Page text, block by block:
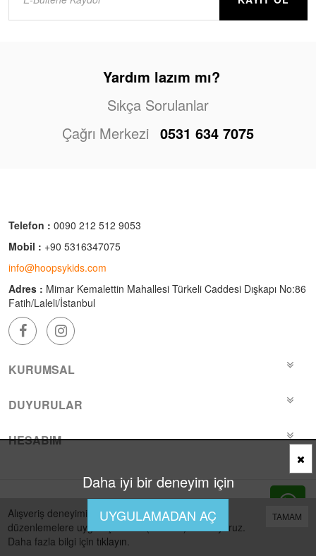
Yardım lazım mı?
Sıkça Sorulanlar
Çağrı Merkezi 0531 634 7075
Telefon : 0090 212 512 9053
Mobil : +90 5316347075
info@hoopsykids.com
Adres : Mimar Kemalettin Mahallesi Türkeli Caddesi Dışkapı No:86
Fatih/Laleli/İstanbul
KURUMSAL
DUYURULAR
HESABIM
TAMAM
Alışveriş deneyiminizi iyileştirmek için yasal
düzenlemelere uygun çerezler (cookies) kullanıyoruz.
Daha fazla bilgi için tıklayın.
Daha iyi bir deneyim için
UYGULAMADAN AÇ